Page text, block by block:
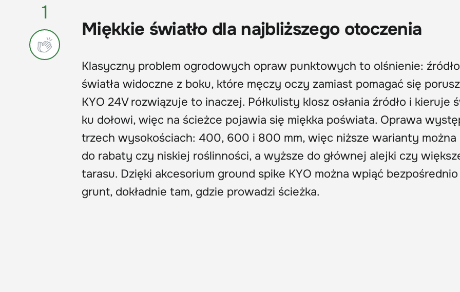
1
Miękkie światło dla najbliższego otoczenia
Klasyczny problem ogrodowych opraw punktowych to olśnienie: źródło
światła widoczne z boku, które męczy oczy zamiast pomagać się
KYO 24V rozwiązuje to inaczej. Półkulisty klosz osłania źródło i kieruje
ku dołowi, więc na ścieżce pojawia się miękka poświata. Oprawa
trzech wysokościach: 400, 600 i 800 mm, więc niższe warianty można
do rabaty czy niskiej roślinności, a wyższe do głównej alejki czy
tarasu. Dzięki akcesorium ground spike KYO można wpiąć
grunt, dokładnie tam, gdzie prowadzi ścieżka.